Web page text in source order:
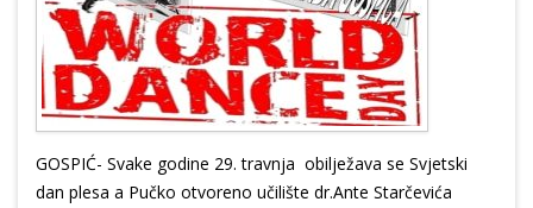
GOSPIĆ- Svake godine 29. travnja obilježava se Svjetski
dan plesa a Pučko otvoreno učilište dr.Ante Starčevića